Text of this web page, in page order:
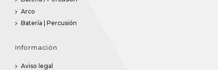
Arco
Batería | Percusión
Información
Aviso legal